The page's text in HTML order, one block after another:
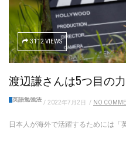
3112 VIEWS
渡辺謙さんは5つ目の
英語勉強法 / 2022年7月2日 / NO
日本人が海外で活躍するためには「英